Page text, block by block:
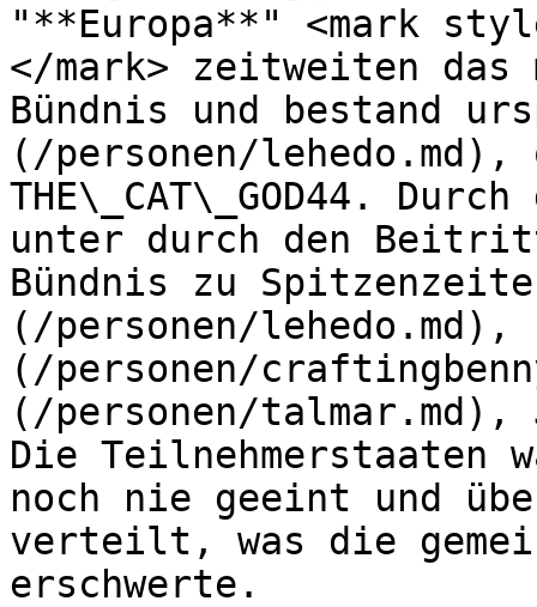
"**Europa**" <mark
</mark> zeitweiten
Bündnis und bestand
(/personen/lehedo.md),
THE\_CAT\_GOD44.
unter durch den
Bündnis zu
(/personen/
(/personen/
(/personen/talmar.md),
Die Teilnehmerstaaten
noch nie geeint und
verteilt, was die
erschwerte.